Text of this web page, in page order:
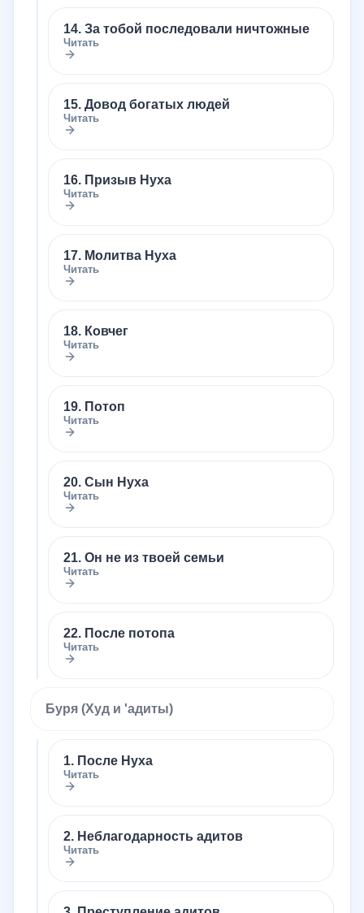
14. За тобой последовали ничтожные
Читать
15. Довод богатых людей
Читать
16. Призыв Нуха
Читать
17. Молитва Нуха
Читать
18. Ковчег
Читать
19. Потоп
Читать
20. Сын Нуха
Читать
21. Он не из твоей семьи
Читать
22. После потопа
Читать
Буря (Худ и 'адиты)
1. После Нуха
Читать
2. Неблагодарность адитов
Читать